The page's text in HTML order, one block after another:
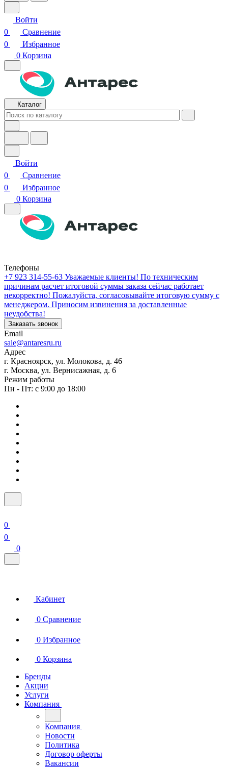
Войти
0
Сравнение
0
Избранное
0 Корзина
Каталог
Войти
0
Сравнение
0
Избранное
0 Корзина
Телефоны
+7 923 314-55-63 Уважаемые клиенты! По техническим
причинам расчет итоговой суммы заказа сейчас работает
некорректно! Пожалуйста, согласовывайте итоговую сумму с
менеджером. Приносим извинения за доставленные
неудобства!
Заказать звонок
Email
sale@antaresru.ru
Адрес
г. Красноярск, ул. Молокова, д. 46
г. Москва, ул. Вернисажная, д. 6
Режим работы
Пн - Пт: с 9:00 до 18:00
0
0
0
Кабинет
0 Сравнение
0 Избранное
0 Корзина
Бренды
Акции
Услуги
Компания
Компания
Новости
Политика
Договор оферты
Вакансии